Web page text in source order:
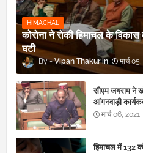
HIMACHAL
कोरोना ने रोकी हिमाचल के
घटी
Vipan Thakur मार्च
सीएम जयराम ने
आंगनवाड़ी
मार्च 06, 2021
हिमाचल में 132